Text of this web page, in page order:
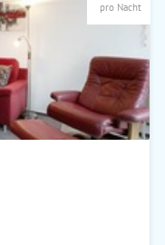
pro Nacht